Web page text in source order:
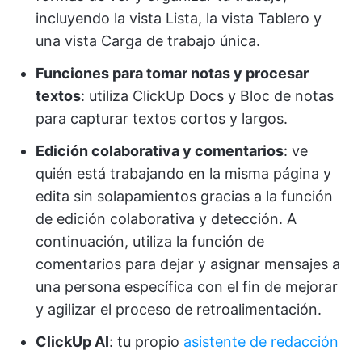
incluyendo la vista Lista, la vista Tablero y
una vista Carga de trabajo única.
Funciones para tomar notas y procesar
textos: utiliza ClickUp Docs y Bloc de notas
para capturar textos cortos y largos.
Edición colaborativa y comentarios: ve
quién está trabajando en la misma página y
edita sin solapamientos gracias a la función
de edición colaborativa y detección. A
continuación, utiliza la función de
comentarios para dejar y asignar mensajes a
una persona específica con el fin de mejorar
y agilizar el proceso de retroalimentación.
ClickUp AI: tu propio asistente de redacción